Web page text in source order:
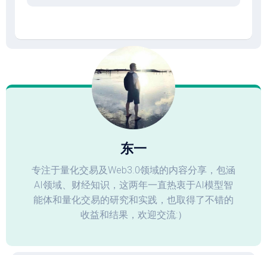
东一
专注于量化交易及Web3.0领域的内容分享，包涵
AI领域、财经知识，这两年一直热衷于AI模型智
能体和量化交易的研究和实践，也取得了不错的
收益和结果，欢迎交流:）